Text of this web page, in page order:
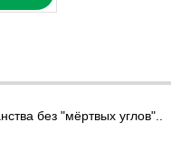
без "мёртвых углов"..